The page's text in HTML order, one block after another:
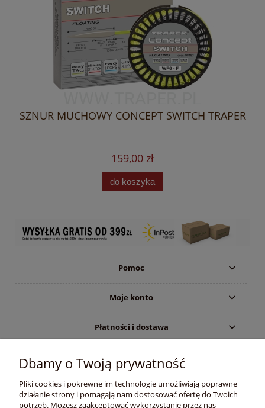
SZNUR MUCHOWY CONCEPT SWITCH TRAPER
159,00 zł
do koszyka
Pomoc
Moje konto
Płatności i dostawa
O nas
Dbamy o Twoją prywatność
Pliki cookies i pokrewne im technologie umożliwiają poprawne
działanie strony i pomagają nam dostosować ofertę do Twoich
potrzeb. Możesz zaakceptować wykorzystanie przez nas